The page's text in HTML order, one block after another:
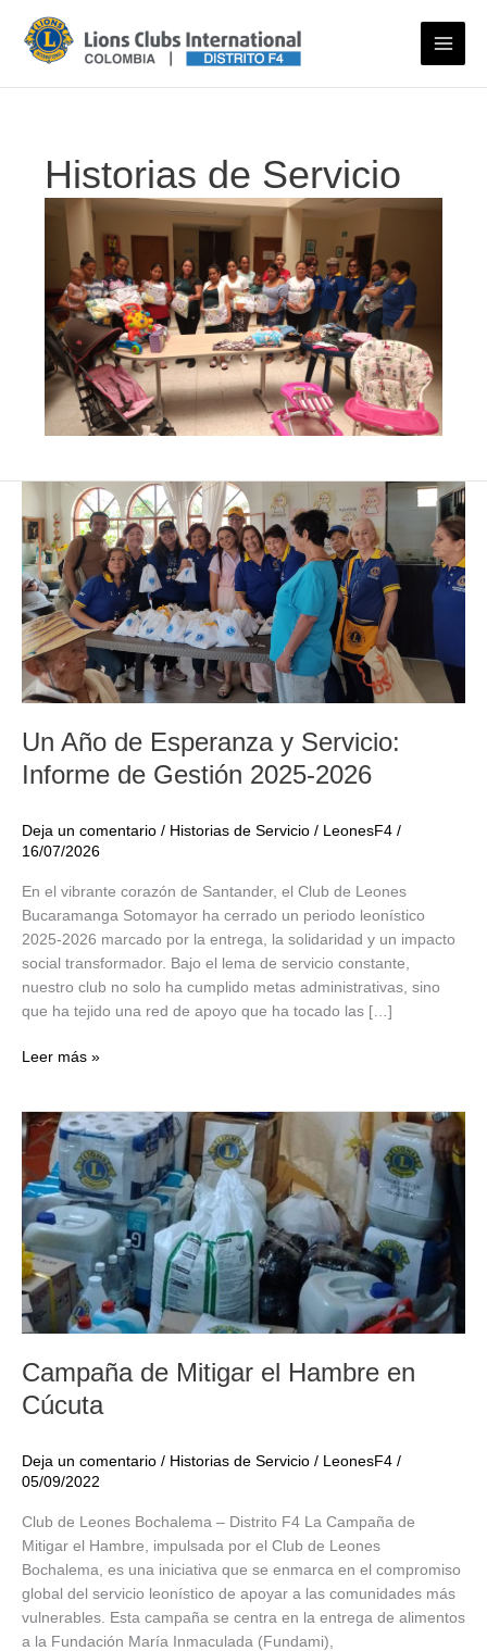
contenido
Historias de Servicio
Un Año de Esperanza y Servicio:
Informe de Gestión 2025-2026
Deja un comentario / Historias de Servicio / LeonesF4 /
16/07/2026
En el vibrante corazón de Santander, el Club de Leones
Bucaramanga Sotomayor ha cerrado un periodo leonístico
2025-2026 marcado por la entrega, la solidaridad y un impacto
social transformador. Bajo el lema de servicio constante,
nuestro club no solo ha cumplido metas administrativas, sino
que ha tejido una red de apoyo que ha tocado las […]
Un
Esperanza
y
Servicio:
Informe
de
Gestión
2025-
2026
Leer más »
Campaña de Mitigar el Hambre en
Cúcuta
Deja un comentario / Historias de Servicio / LeonesF4 /
05/09/2022
Club de Leones Bochalema – Distrito F4 La Campaña de
Mitigar el Hambre, impulsada por el Club de Leones
Bochalema, es una iniciativa que se enmarca en el compromiso
global del servicio leonístico de apoyar a las comunidades más
vulnerables. Esta campaña se centra en la entrega de alimentos
a la Fundación María Inmaculada (Fundami),